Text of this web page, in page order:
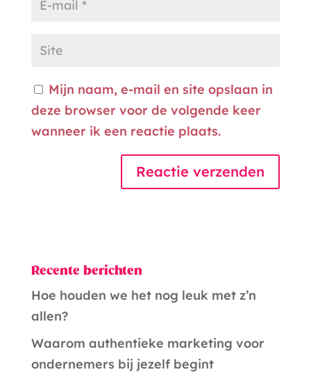
Mijn naam, e-mail en site opslaan in
deze browser voor de volgende keer
wanneer ik een reactie plaats.
e
r
n
a
Recente berichten
Hoe houden we het nog leuk met z’n
allen?
Waarom authentieke marketing voor
ondernemers bij jezelf begint